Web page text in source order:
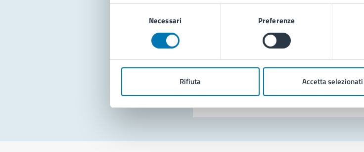
Necessari Preferenze
Rifiuta Accetta selezionati
Richiedi assistenza
Prenota appuntamento
Segnala disservizio